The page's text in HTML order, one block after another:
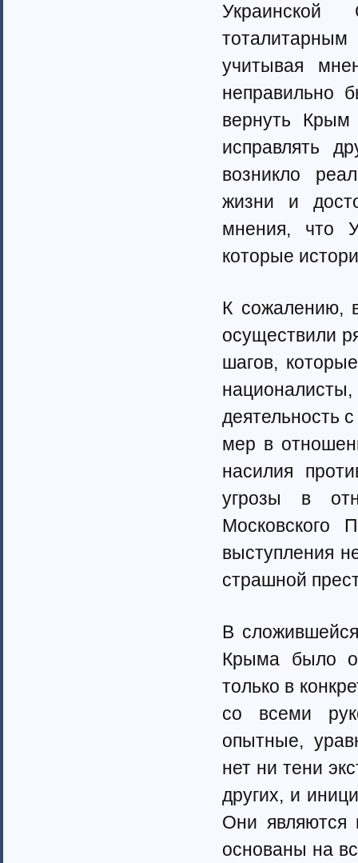
Украинской
учитывая
неправильно
вернуть
исправлять
возникло
жизни и
мнения, что
которые
К сожалению,
осуществили
шагов,
деятельность
мер в
насилия
угрозы в
Московского
выступления
страшной
В
Крыма было
только в
со всеми
опытные,
нет ни тени
других, и
Они являются
основаны на